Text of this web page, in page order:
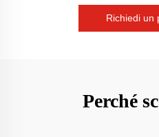
Richiedi un
Perché